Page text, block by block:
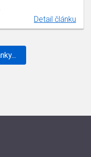
Detail článku